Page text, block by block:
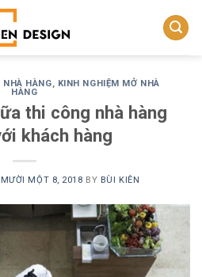
NHÀ HÀNG, KINH NGHIỆM MỞ NHÀ
HÀNG
thi công nhà hàng
khách hàng
MỘT 8, 2018 BY BÙI KIÊN